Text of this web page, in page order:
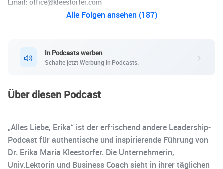
Email: office@kleestorfer.com
Alle Folgen ansehen (187)
In Podcasts werben
Schalte jetzt Werbung in Podcasts.
Über diesen Podcast
„Alles Liebe, Erika“ ist der erfrischend andere Leadership-
Podcast für authentische und inspirierende Führung von
Dr. Erika Maria Kleestorfer. Die Unternehmerin,
Univ.Lektorin und Business Coach sieht in ihrer täglichen